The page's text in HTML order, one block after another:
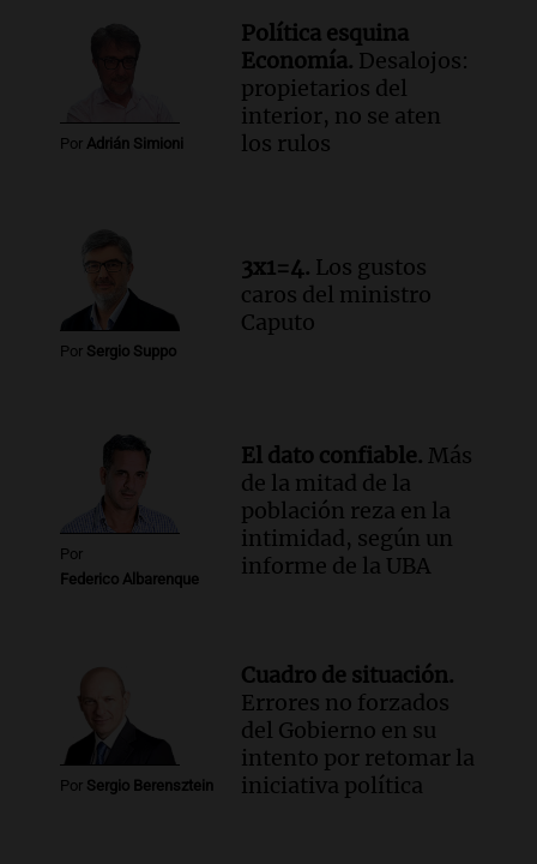
conectividad fronteriza, aérea y digital
con Jujuy
Panorama Federal
Audio.Del fitness a la longevidad: por
qué crece el consumo de alimentos con
Episodios
Por Adrián Simioni
Política esquina
Economía. Desalojos:
propietarios del
interior, no se aten
los rulos
Por Sergio Suppo
3x1=4. Los gustos
caros del ministro
Caputo
Por
Federico Albarenque
El dato confiable. Más
de la mitad de la
población reza en la
intimidad, según un
informe de la UBA
Por Sergio Berensztein
Cuadro de situación.
Errores no forzados
del Gobierno en su
intento por retomar la
iniciativa política